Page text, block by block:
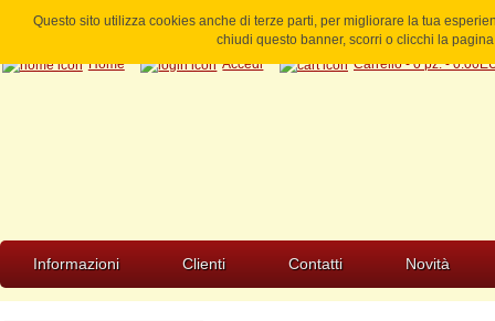
Questo sito utilizza cookies anche di terze parti, per migliorare la tua
chiudi questo banner, scorri o clicchi la
Home
Accedi Carrello - 0 pz. -
Informazioni Clienti Contatti Novità